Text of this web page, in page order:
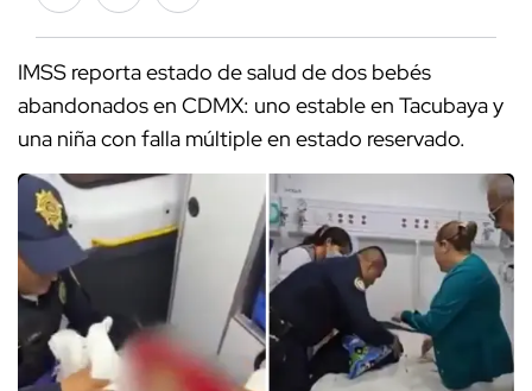
IMSS reporta estado de salud de dos bebés
abandonados en CDMX: uno estable en Tacubaya y
una niña con falla múltiple en estado reservado.